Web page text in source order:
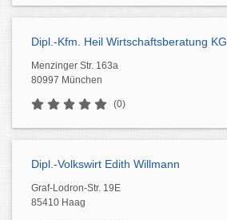
Dipl.-Kfm. Heil Wirtschaftsberatung KG
Menzinger Str. 163a
80997 München
(0)
Dipl.-Volkswirt Edith Willmann
Graf-Lodron-Str. 19E
85410 Haag